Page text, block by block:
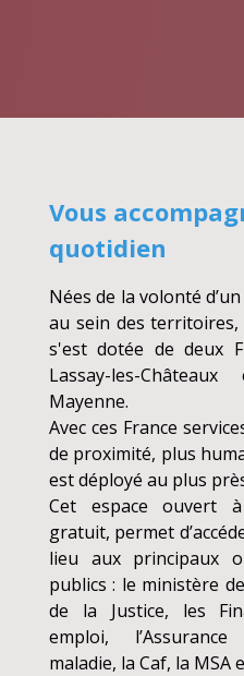
Vous
quotidien
Nées de la volonté
au sein des territoires,
s'est dotée de deux
Lassay-les-
Mayenne.
Avec ces France
de proximité, plus
est déployé au plus
Cet espace ouvert
gratuit, permet
lieu aux principaux
publics : le ministère
de la Justice, les
emploi,
maladie, la Caf, la MSA